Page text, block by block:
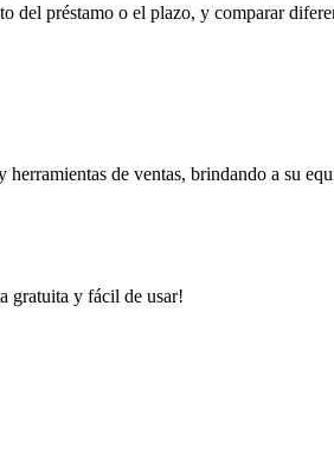
del préstamo o el plazo, y comparar
de ventas, brindando a su
gratuita y fácil de usar!